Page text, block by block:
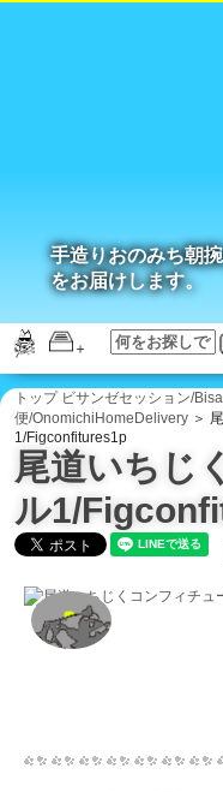
手造りおのみち朝
をお届けします。
トップ ビサンゼセッション/
便/OnomichiHomeDelivery ＞
1/Figconfitures1p
尾道いちじ
ル1/